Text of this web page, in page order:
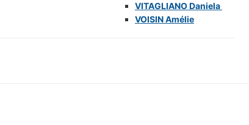
VITAGLIANO Daniela
VOISIN Amélie